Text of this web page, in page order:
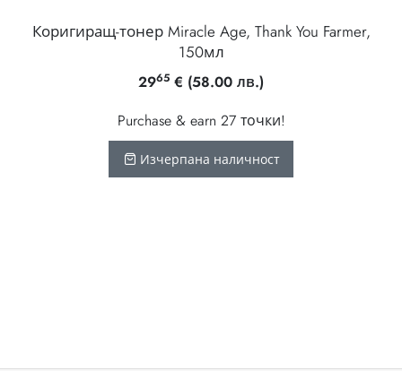
Коригиращ-тонер Miracle Age, Thank You Farmer,
150мл
2965 € (58.00 лв.)
Purchase & earn 27 точки!
Изчерпана наличност